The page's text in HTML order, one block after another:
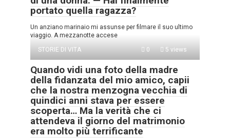
portato quella ragazza?
Un anziano marinaio mi assunse per filmare il suo ultimo
viaggio. A mezzanotte accese
STORIE DI VITA
0 5 views
Quando vidi una foto della madre
della fidanzata del mio amico, capii
che la nostra menzogna vecchia di
quindici anni stava per essere
scoperta… Ma la verità che ci
attendeva il giorno del matrimonio
era molto più terrificante